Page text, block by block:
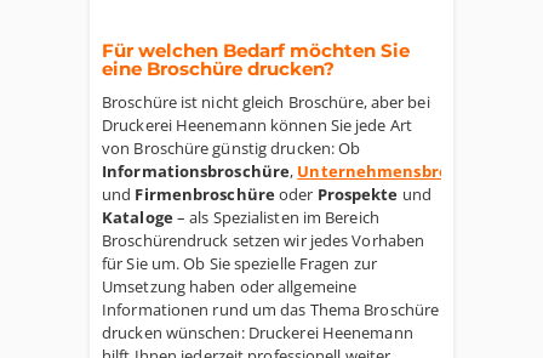
Für welchen Bedarf möchten Sie
eine Broschüre drucken?
Broschüre ist nicht gleich Broschüre, aber bei
Druckerei Heenemann können Sie jede Art
von Broschüre günstig drucken: Ob
Informationsbroschüre, Unternehmensbroschüre
und Firmenbroschüreoder Prospekte und
Kataloge– als Spezialisten im Bereich
Broschürendruck setzen wir jedes Vorhaben
für Sie um. Ob Sie spezielle Fragen zur
Umsetzung haben oder allgemeine
Informationen rund um das Thema Broschüre
drucken wünschen: Druckerei Heenemann